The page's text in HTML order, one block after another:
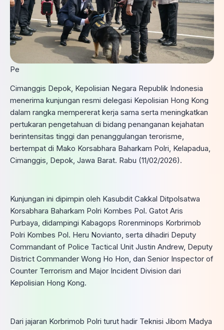
Pe
Cimanggis Depok, Kepolisian Negara Republik Indonesia
menerima kunjungan resmi delegasi Kepolisian Hong Kong
dalam rangka mempererat kerja sama serta meningkatkan
pertukaran pengetahuan di bidang penanganan kejahatan
berintensitas tinggi dan penanggulangan terorisme,
bertempat di Mako Korsabhara Baharkam Polri, Kelapadua,
Cimanggis, Depok, Jawa Barat. Rabu (11/02/2026).
Kunjungan ini dipimpin oleh Kasubdit Cakkal Ditpolsatwa
Korsabhara Baharkam Polri Kombes Pol. Gatot Aris
Purbaya, didampingi Kabagops Rorenminops Korbrimob
Polri Kombes Pol. Heru Novianto, serta dihadiri Deputy
Commandant of Police Tactical Unit Justin Andrew, Deputy
District Commander Wong Ho Hon, dan Senior Inspector of
Counter Terrorism and Major Incident Division dari
Kepolisian Hong Kong.
Dari jajaran Korbrimob Polri turut hadir Teknisi Jibom Madya